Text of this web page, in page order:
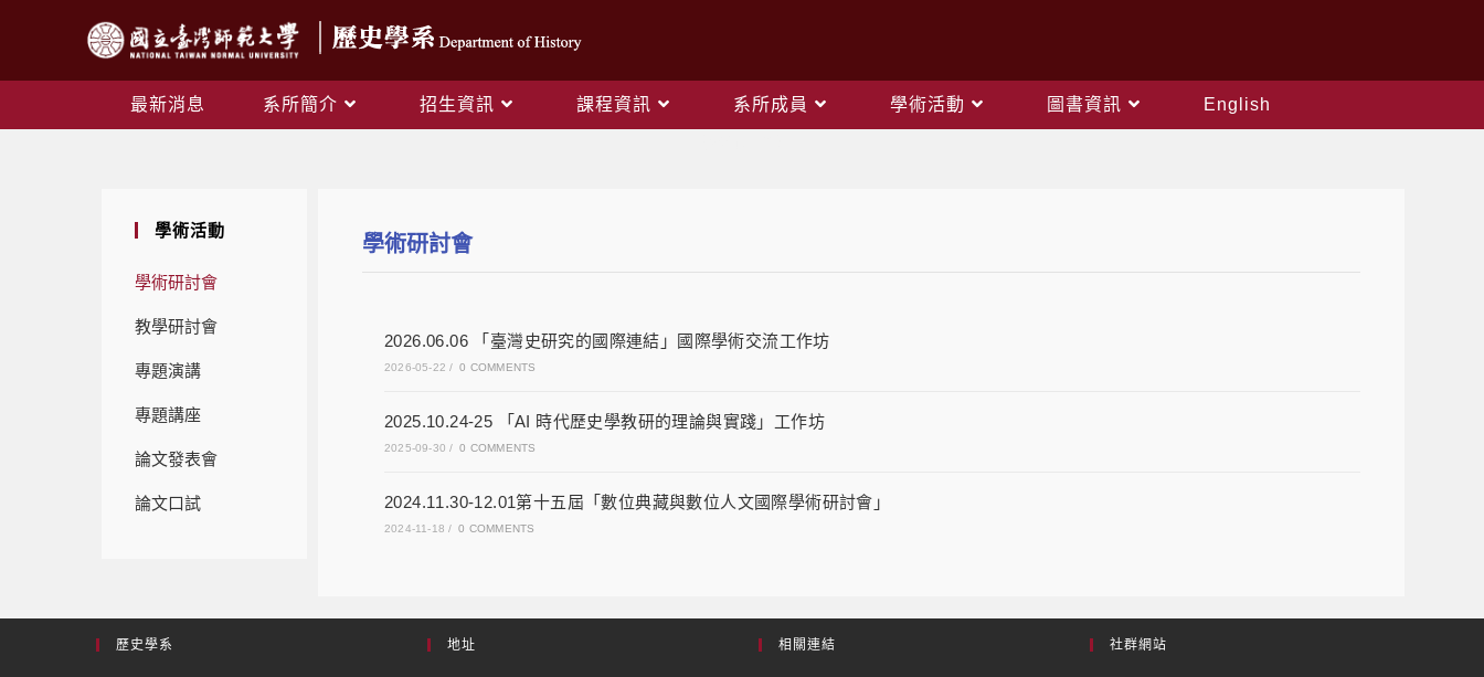
最新消息 系所簡介 招生資訊 課程資訊 系所成員 學術活動 圖書資訊
English
學術活動
學術研討會
教學研討會
專題演講
專題講座
論文發表會
論文口試
學術研討會
2026.06.06 「臺灣史研究的國際連結」國際學術交流工作坊
2026-05-22 / 0 COMMENTS
2025.10.24-25 「AI 時代歷史學教研的理論與實踐」工作坊
2025-09-30 / 0 COMMENTS
2024.11.30-12.01第十五屆「數位典藏與數位人文國際學術研討會」
2024-11-18 / 0 COMMENTS
歷史學系 地址 相關連結 社群網站